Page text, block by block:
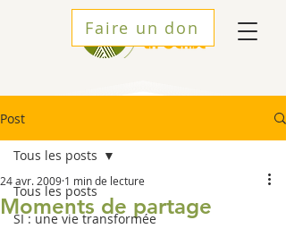
Faire un don
Post
Tous les posts
SI : une vie transformée
Tous les posts
Moments de partage
24 avr. 2009 1 min de lecture